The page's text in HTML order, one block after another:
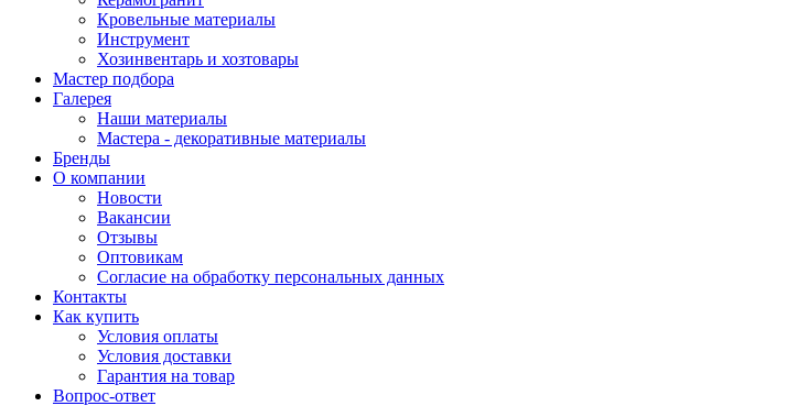
Кровельные материалы
Инструмент
Хозинвентарь и хозтовары
Мастер подбора
Галерея
Наши материалы
Мастера - декоративные материалы
Бренды
О компании
Новости
Вакансии
Отзывы
Оптовикам
Cогласие на обработку персональных данных
Контакты
Как купить
Условия оплаты
Условия доставки
Гарантия на товар
Вопрос-ответ